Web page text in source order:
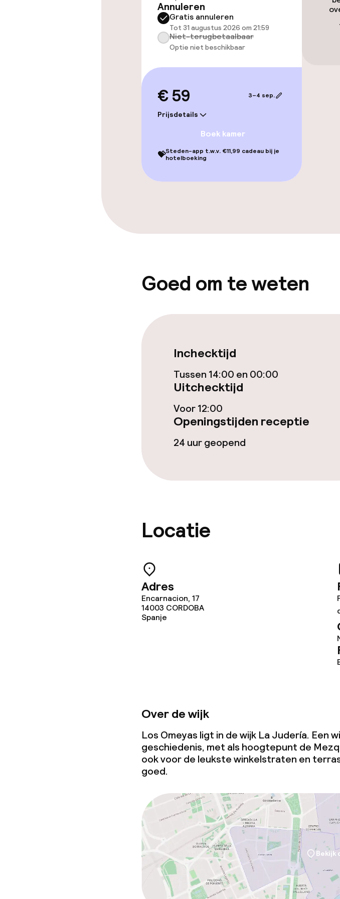
Eet- en drinkgelegenheden
Bar
Annuleren
Gratis annuleren
Tot 31 augustus 2026 om 21:59
Niet-terugbetaalbaar
Optie niet beschikbaar
€ 59
Prijsdetails
3–4 sep.
Boek kamer
💝Steden-app t.w.v. €11,99 cadeau bij je
hotelboeking
Goed om te weten
Inchecktijd
Tussen 14:00 en 00:00
Uitchecktijd
Voor 12:00
Openingstijden receptie
24 uur geopend
Locatie
Adres
Encarnacion, 17
14003 CORDOBA
Spanje
Over de wijk
Los Omeyas ligt in de wijk La Judería. Een
geschiedenis, met als hoogtepunt de
ook voor de leukste winkelstraten en
goed.
Bekijk